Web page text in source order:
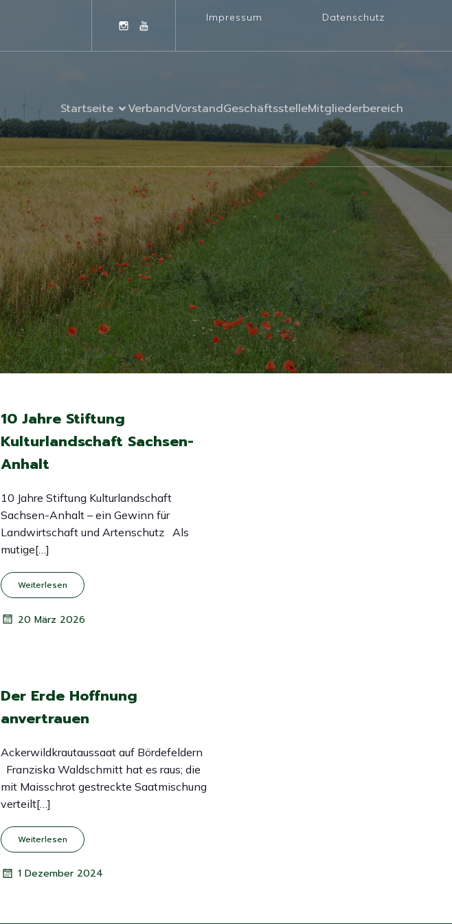
Impressum Datenschutz
Startseite VerbandVorstandGeschäftsstelleMitgliederbereich
10 Jahre Stiftung
Kulturlandschaft Sachsen-
Anhalt
10 Jahre Stiftung Kulturlandschaft
Sachsen-Anhalt – ein Gewinn für
Landwirtschaft und Artenschutz Als
mutige[…]
Weiterlesen
20 März 2026
Der Erde Hoffnung
anvertrauen
Ackerwildkrautaussaat auf Bördefeldern
Franziska Waldschmitt hat es raus; die
mit Maisschrot gestreckte Saatmischung
verteilt[…]
Weiterlesen
1 Dezember 2024